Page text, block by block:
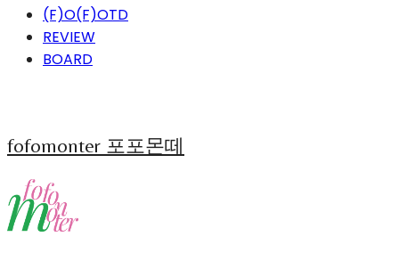
(F)O(F)OTD
REVIEW
BOARD
fofomonter 포포몬떼